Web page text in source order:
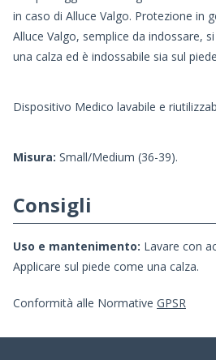
in caso di Alluce Valgo. Protezione in
Alluce Valgo, semplice da indossare,
una calza ed è indossabile sia sul
Dispositivo Medico lavabile e
Misura: Small/Medium (36-39).
Consigli
Uso e mantenimento: Lavare con
Applicare sul piede come una calza.
Conformità alle Normative GPSR